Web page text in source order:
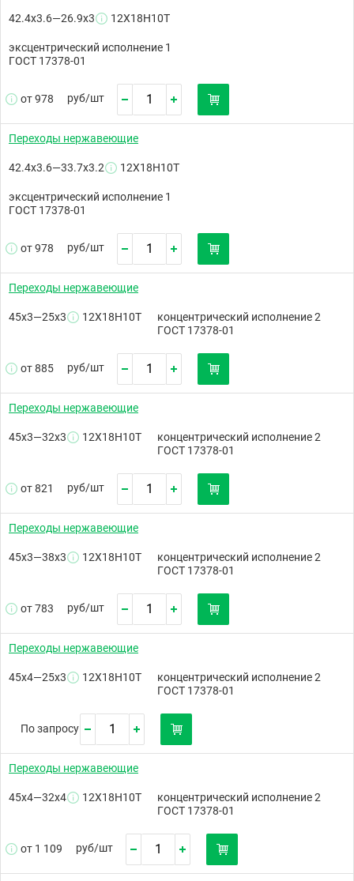
42.4х3.6—26.9х3 12Х18Н10Т
эксцентрический исполнение 1
ГОСТ 17378-01
от 978 руб/шт
Переходы нержавеющие
42.4х3.6—33.7х3.2 12Х18Н10Т
эксцентрический исполнение 1
ГОСТ 17378-01
от 978 руб/шт
Переходы нержавеющие
45х3—25х3 12Х18Н10Т
концентрический исполнение 2
ГОСТ 17378-01
от 885 руб/шт
Переходы нержавеющие
45х3—32х3 12Х18Н10Т
концентрический исполнение 2
ГОСТ 17378-01
от 821 руб/шт
Переходы нержавеющие
45х3—38х3 12Х18Н10Т
концентрический исполнение 2
ГОСТ 17378-01
от 783 руб/шт
Переходы нержавеющие
45х4—25х3 12Х18Н10Т
концентрический исполнение 2
ГОСТ 17378-01
По запросу
Переходы нержавеющие
45х4—32х4 12Х18Н10Т
концентрический исполнение 2
ГОСТ 17378-01
от 1 109 руб/шт